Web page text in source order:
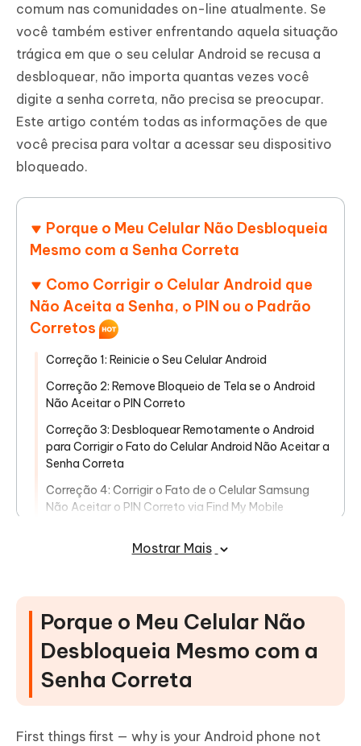
comum nas comunidades on-line atualmente. Se
você também estiver enfrentando aquela situação
trágica em que o seu celular Android se recusa a
desbloquear, não importa quantas vezes você
digite a senha correta, não precisa se preocupar.
Este artigo contém todas as informações de que
você precisa para voltar a acessar seu dispositivo
bloqueado.
Porque o Meu Celular Não Desbloqueia
Mesmo com a Senha Correta
Como Corrigir o Celular Android que
Não Aceita a Senha, o PIN ou o Padrão
Corretos
Correção 1: Reinicie o Seu Celular Android
Correção 2: Remove Bloqueio de Tela se o Android
Não Aceitar o PIN Correto
Correção 3: Desbloquear Remotamente o Android
para Corrigir o Fato do Celular Android Não Aceitar a
Senha Correta
Correção 4: Corrigir o Fato de o Celular Samsung
Não Aceitar o PIN Correto via Find My Mobile
Celular Android que Não Aceita a Senha Correta
Mostrar Mais
Porque o Meu Celular Não
Desbloqueia Mesmo com a
Senha Correta
First things first — why is your Android phone not